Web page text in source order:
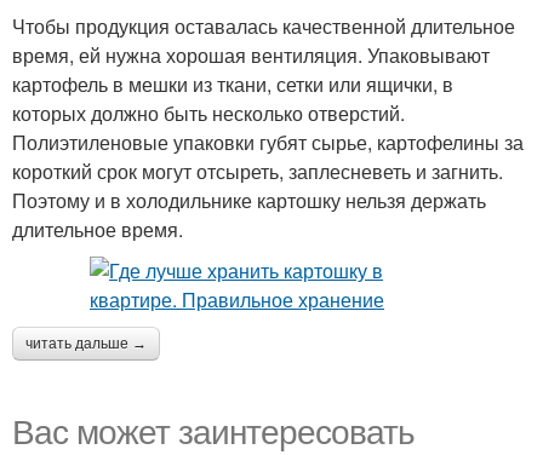
Чтобы продукция оставалась качественной длительное
время, ей нужна хорошая вентиляция. Упаковывают
картофель в мешки из ткани, сетки или ящички, в
которых должно быть несколько отверстий.
Полиэтиленовые упаковки губят сырье, картофелины за
короткий срок могут отсыреть, заплесневеть и загнить.
Поэтому и в холодильнике картошку нельзя держать
длительное время.
читать дальше →
Вас может заинтересовать